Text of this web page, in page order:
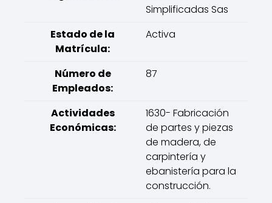
Simplificadas Sas
Estado de la
Matrícula:
Activa
Número de
Empleados:
87
Actividades
Económicas:
1630- Fabricación
de partes y piezas
de madera, de
carpintería y
ebanistería para la
construcción.